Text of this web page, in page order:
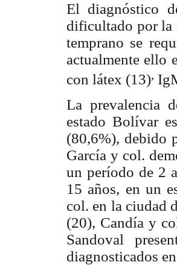
El diagnóstico
dificultado por la
temprano se
actualmente ello
con látex (13),
La prevalencia
estado Bolívar
(80,6%), debido
García y col.
un período de 2
15 años, en un
col. en la ciudad
(20), Candía y
Sandoval
diagnosticados